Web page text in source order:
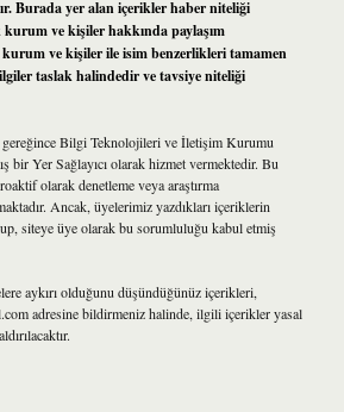
Burada yer alan içerikler haber niteliği
ve kişiler hakkında paylaşım
kurum ve kişiler ile isim benzerlikleri tamamen
taslak halindedir ve tavsiye niteliği
gereğince Bilgi Teknolojileri ve İletişim Kurumu
bir Yer Sağlayıcı olarak hizmet vermektedir. Bu
olarak denetleme veya araştırma
Ancak, üyelerimiz yazdıkları içeriklerin
siteye üye olarak bu sorumluluğu kabul etmiş
aykırı olduğunu düşündüğünüz içerikleri,
adresine bildirmeniz halinde, ilgili içerikler yasal